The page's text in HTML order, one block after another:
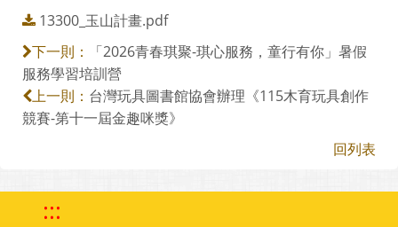
13300_玉山計畫.pdf
下一則：
「2026青春琪聚-琪心服務，童行有你」暑假
服務學習培訓營
上一則： 台灣玩具圖書館協會辦理《115木育玩具創作
競賽-第十一屆金趣咪獎》
回列表
:::